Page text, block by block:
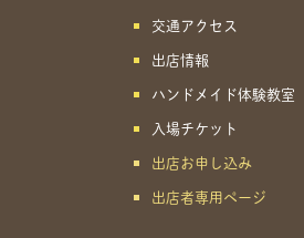
交通アクセス
出店情報
ハンドメイド体験教室
入場チケット
出店お申し込み
出店者専用ページ